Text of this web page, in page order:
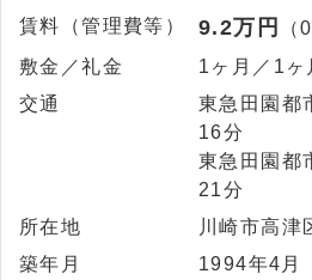
賃料（管理費等）
9.2万円
（
敷金／礼金
1ヶ月／1ヶ
交通
東急田園
16分
東急田園
21分
所在地
川崎市高津
築年月
1994年4月